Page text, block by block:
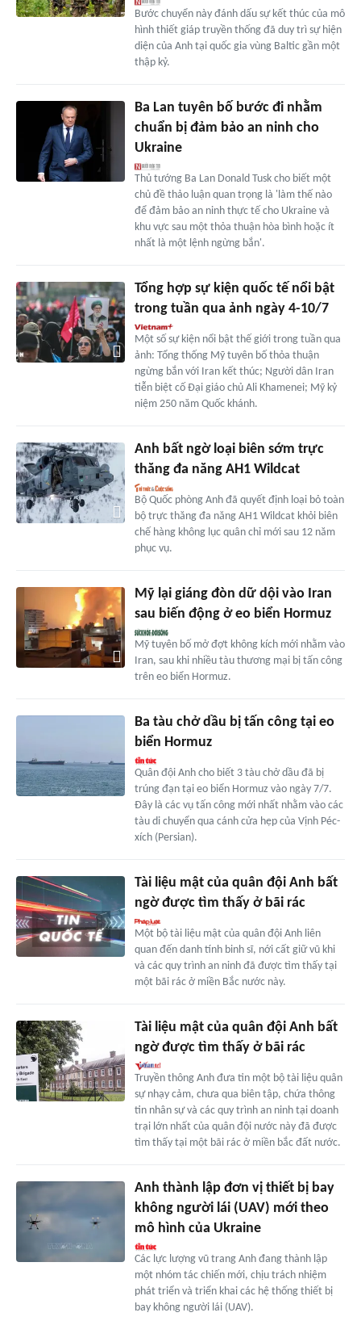
Bước chuyển này đánh dấu sự kết thúc của mô
hình thiết giáp truyền thống đã duy trì sự hiện
diện của Anh tại quốc gia vùng Baltic gần một
thập kỷ.
Ba Lan tuyên bố bước đi nhằm
chuẩn bị đảm bảo an ninh cho
Ukraine
Thủ tướng Ba Lan Donald Tusk cho biết một
chủ đề thảo luận quan trọng là 'làm thế nào
để đảm bảo an ninh thực tế cho Ukraine và
khu vực sau một thỏa thuận hòa bình hoặc ít
nhất là một lệnh ngừng bắn'.
Tổng hợp sự kiện quốc tế nổi bật
trong tuần qua ảnh ngày 4-10/7
Một số sự kiện nổi bật thế giới trong tuần qua
ảnh: Tổng thống Mỹ tuyên bố thỏa thuận
ngừng bắn với Iran kết thúc; Người dân Iran
tiễn biệt cố Đại giáo chủ Ali Khamenei; Mỹ kỷ
niệm 250 năm Quốc khánh.
Anh bất ngờ loại biên sớm trực
thăng đa năng AH1 Wildcat
Bộ Quốc phòng Anh đã quyết định loại bỏ toàn
bộ trực thăng đa năng AH1 Wildcat khỏi biên
chế hàng không lục quân chỉ mới sau 12 năm
phục vụ.
Mỹ lại giáng đòn dữ dội vào Iran
sau biến động ở eo biển Hormuz
Mỹ tuyên bố mở đợt không kích mới nhằm vào
Iran, sau khi nhiều tàu thương mại bị tấn công
trên eo biển Hormuz.
Ba tàu chở dầu bị tấn công tại eo
biển Hormuz
Quân đội Anh cho biết 3 tàu chở dầu đã bị
trúng đạn tại eo biển Hormuz vào ngày 7/7.
Đây là các vụ tấn công mới nhất nhằm vào các
tàu di chuyển qua cánh cửa hẹp của Vịnh Péc-
xích (Persian).
Tài liệu mật của quân đội Anh bất
ngờ được tìm thấy ở bãi rác
Một bộ tài liệu mật của quân đội Anh liên
quan đến danh tính binh sĩ, nới cất giữ vũ khi
và các quy trình an ninh đã được tìm thấy tại
một bãi rác ở miền Bắc nước này.
Tài liệu mật của quân đội Anh bất
ngờ được tìm thấy ở bãi rác
Truyền thông Anh đưa tin một bộ tài liệu quân
sự nhạy cảm, chưa qua biên tập, chứa thông
tin nhân sự và các quy trình an ninh tại doanh
trại lớn nhất của quân đội nước này đã được
tìm thấy tại một bãi rác ở miền bắc đất nước.
Anh thành lập đơn vị thiết bị bay
không người lái (UAV) mới theo
mô hình của Ukraine
Các lực lượng vũ trang Anh đang thành lập
một nhóm tác chiến mới, chịu trách nhiệm
phát triển và triển khai các hệ thống thiết bị
bay không người lái (UAV).